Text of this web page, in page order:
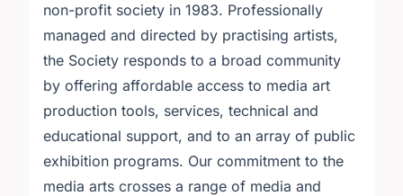
non-profit society in 1983. Professionally
managed and directed by practising artists,
the Society responds to a broad community
by offering affordable access to media art
production tools, services, technical and
educational support, and to an array of public
exhibition programs. Our commitment to the
media arts crosses a range of media and